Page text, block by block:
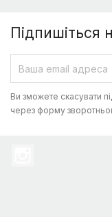
Підпишіться
Ви зможете скасувати
через форму